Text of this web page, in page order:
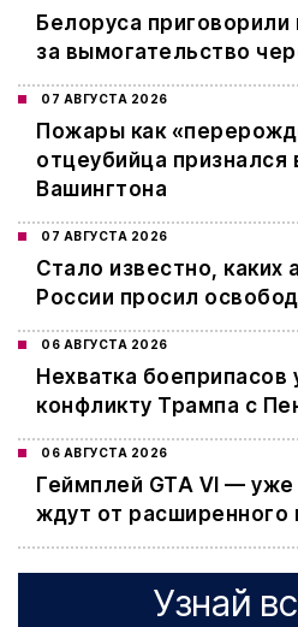
Белоруса
за вымогательство
07 АВГУСТА 2026
Пожары как
отцеубийца признался
Вашингтона
07 АВГУСТА 2026
Стало известно, каких
России просил
06 АВГУСТА 2026
Нехватка
конфликту Трампа с
06 АВГУСТА 2026
Геймплей GTA VI — уже
ждут от расширенного
Узнай